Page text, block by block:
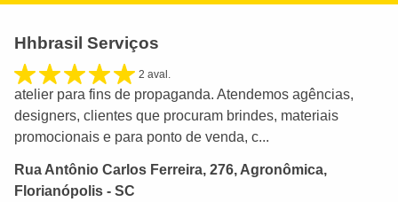
Hhbrasil Serviços
2 aval.
atelier para fins de propaganda. Atendemos agências,
designers, clientes que procuram brindes, materiais
promocionais e para ponto de venda, c...
Rua Antônio Carlos Ferreira, 276, Agronômica,
Florianópolis - SC